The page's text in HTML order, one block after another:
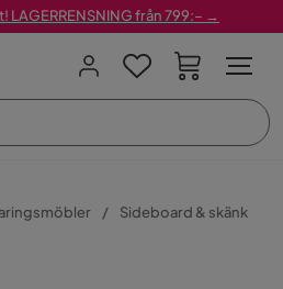
från 799:– →
Sideboard & skänk